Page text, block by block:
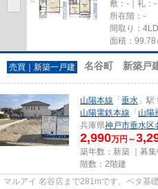
敷：-｜礼：-
所在階：-
間取り：
面積：99.78
売買｜新築一戸建 名谷町 新築戸
山陽本線 「 垂水 」
山陽電鉄本線 「 山陽
兵庫県神戸市垂水区
2,990万円～
築年数：新築 ｜募集
階数：2階建
マルアイ 名谷店まで281mです。ベタ基